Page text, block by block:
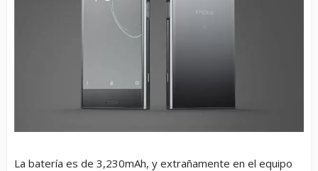
La batería es de 3,230mAh, y extrañamente en el equipo